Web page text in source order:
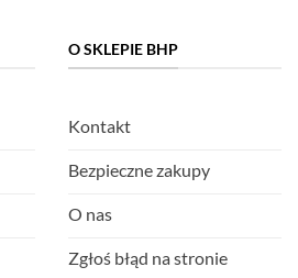
O SKLEPIE BHP
Kontakt
Bezpieczne zakupy
O nas
Zgłoś błąd na stronie